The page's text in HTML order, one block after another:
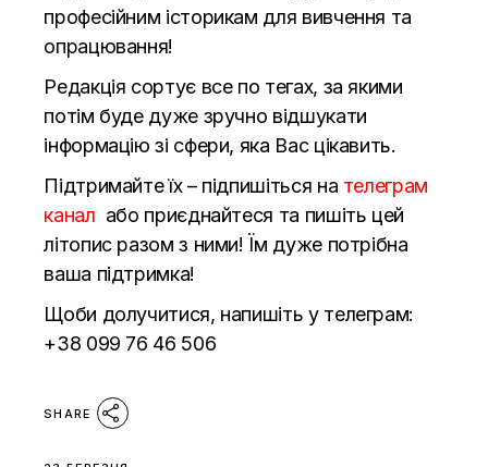
професійним історикам для вивчення та
опрацювання!
Редакція сортує все по тегах, за якими
потім буде дуже зручно відшукати
інформацію зі сфери, яка Вас цікавить.
Підтримайте їх – підпишіться на телеграм
канал або приєднайтеся та пишіть цей
літопис разом з ними! Їм дуже потрібна
ваша підтримка!
Щоби долучитися, напишіть у телеграм:
+38 099 76 46 506
SHARE